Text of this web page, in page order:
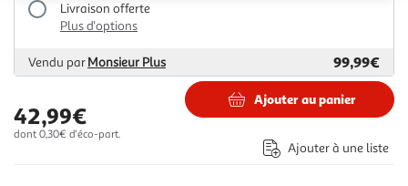
Livraison offerte
Plus d'options
Vendu parMonsieur Plus 99,99€
42,99€
dont 0,30€ d'éco-part.
Ajouter au panier
Ajouter à une liste